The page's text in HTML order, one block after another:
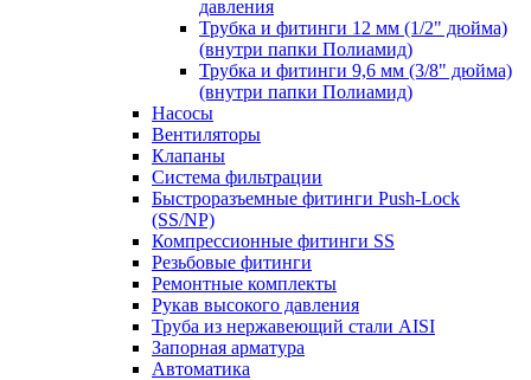
давления
Трубка и фитинги 12 мм (1/2" дюйма)
(внутри папки Полиамид)
Трубка и фитинги 9,6 мм (3/8" дюйма)
(внутри папки Полиамид)
Насосы
Вентиляторы
Клапаны
Система фильтрации
Быстроразъемные фитинги Push-Lock
(SS/NP)
Компрессионные фитинги SS
Резьбовые фитинги
Ремонтные комплекты
Рукав высокого давления
Труба из нержавеющий стали AISI
Запорная арматура
Автоматика